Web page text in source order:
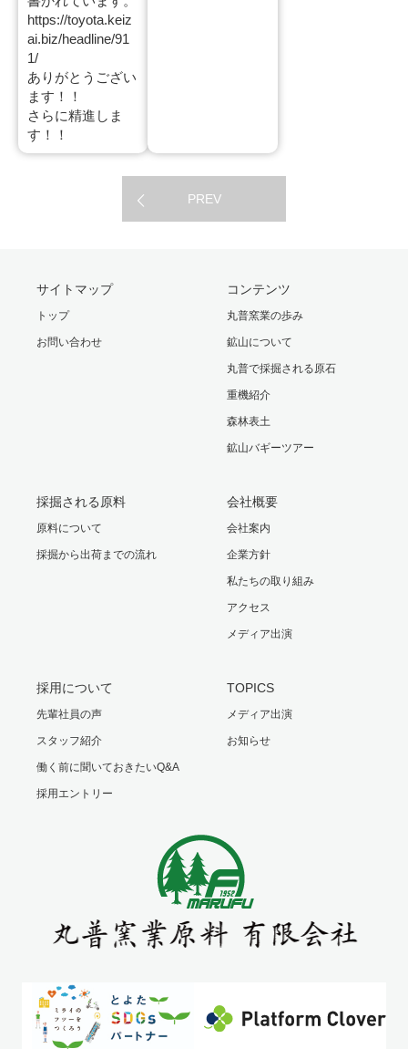
https://toyota.keiz
ai.biz/headline/91
1/
ありがとうござい
ます！！
さらに精進しま
す！！
PREV
サイトマップ
トップ
お問い合わせ
コンテンツ
丸普窯業の歩み
鉱山について
丸普で採掘される原石
重機紹介
森林表土
鉱山バギーツアー
採掘される原料
原料について
採掘から出荷までの流れ
会社概要
会社案内
企業方針
私たちの取り組み
アクセス
メディア出演
採用について
先輩社員の声
スタッフ紹介
働く前に聞いておきたいQ&A
採用エントリー
TOPICS
メディア出演
お知らせ